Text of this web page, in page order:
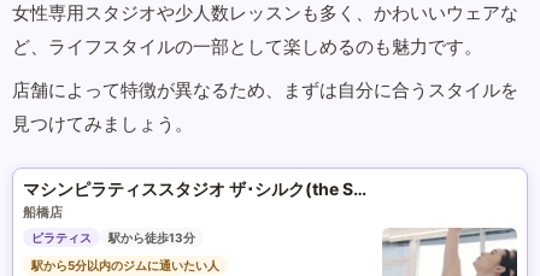
女性専用スタジオや少人数レッスンも多く、かわいいウェアな
ど、ライフスタイルの一部として楽しめるのも魅力です。
店舗によって特徴が異なるため、まずは自分に合うスタイルを
見つけてみましょう。
マシンピラティススタジオ ザ･シルク(the SILK)
船橋店
ピラティス
駅から徒歩13分
駅から5分以内のジムに通いたい人